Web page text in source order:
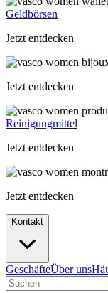
Geldbörsen
Jetzt entdecken
Jetzt entdecken
Reinigungmittel
Jetzt entdecken
Jetzt entdecken
Kontakt
GeschäfteÜber uns